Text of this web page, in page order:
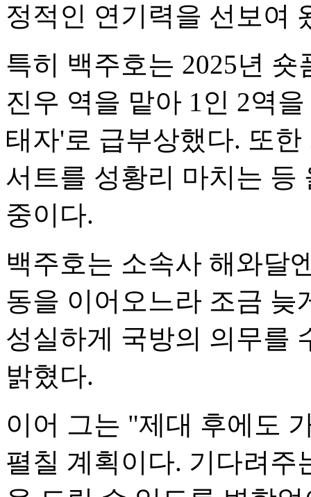
정적인 연기력을 선보여
특히 백주호는 2025년
진우 역을 맡아 1인 2역
태자'로 급부상했다. 또
서트를 성황리 마치는 등
중이다.
백주호는 소속사 해와달
동을 이어오느라 조금 늦
성실하게 국방의 의무를
밝혔다.
이어 그는 "제대 후에도
펼칠 계획이다. 기다려주